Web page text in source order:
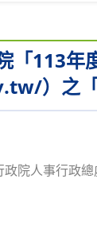
「113年
）之
院人事行政